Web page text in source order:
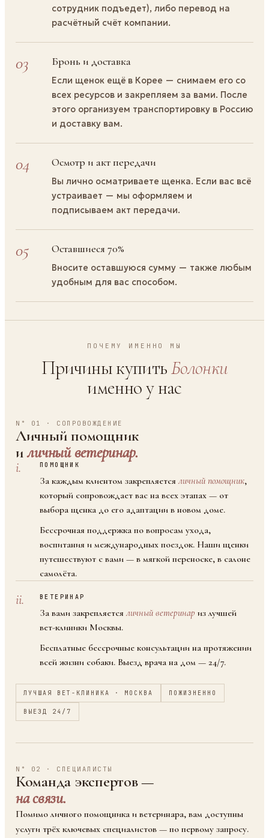
сотрудник подъедет), либо перевод на
расчётный счёт компании.
03 Бронь и доставка
Если щенок ещё в Корее — снимаем его со
всех ресурсов и закрепляем за вами. После
этого организуем транспортировку в Россию
и доставку вам.
04 Осмотр и акт передачи
Вы лично осматриваете щенка. Если вас всё
устраивает — мы оформляем и
подписываем акт передачи.
05 Оставшиеся 70%
Вносите оставшуюся сумму — также любым
удобным для вас способом.
ПОЧЕМУ ИМЕННО МЫ
Причины купитьБолонки
именно у нас
N° 01 · СОПРОВОЖДЕНИЕ
Личный помощник
иличный ветеринар.
i. ПОМОЩНИК
За каждым клиентом закрепляется личный помощник,
который сопровождает вас на всех этапах — от
выбора щенка до его адаптации в новом доме.
Бессрочная поддержка по вопросам ухода,
воспитания и международных поездок. Наши щенки
путешествуют с вами — в мягкой переноске, в салоне
самолёта.
ii. ВЕТЕРИНАР
За вами закрепляется личный ветеринар из лучшей
вет-клиники Москвы.
Бесплатные бессрочные консультации на протяжении
всей жизни собаки. Выезд врача на дом — 24/7.
ЛУЧШАЯ ВЕТ-КЛИНИКА · МОСКВА ПОЖИЗНЕННО
ВЫЕЗД 24/7
N° 02 · СПЕЦИАЛИСТЫ
Команда экспертов —
на связи.
Помимо личного помощника и ветеринара, вам доступны
услуги трёх ключевых специалистов — по первому запросу.